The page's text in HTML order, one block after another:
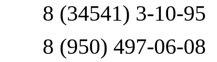
8 (34541) 3-10-95
8 (950) 497-06-08